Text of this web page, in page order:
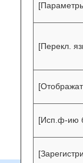
[Перекл.
[Исп.ф-ию